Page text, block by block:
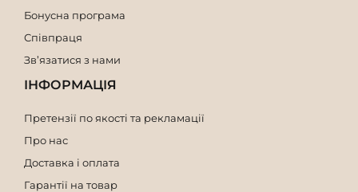
Бонусна програма
Співпраця
Зв’язатися з нами
ІНФОРМАЦІЯ
Претензії по якості та рекламації
Про нас
Доставка і оплата
Гарантії на товар